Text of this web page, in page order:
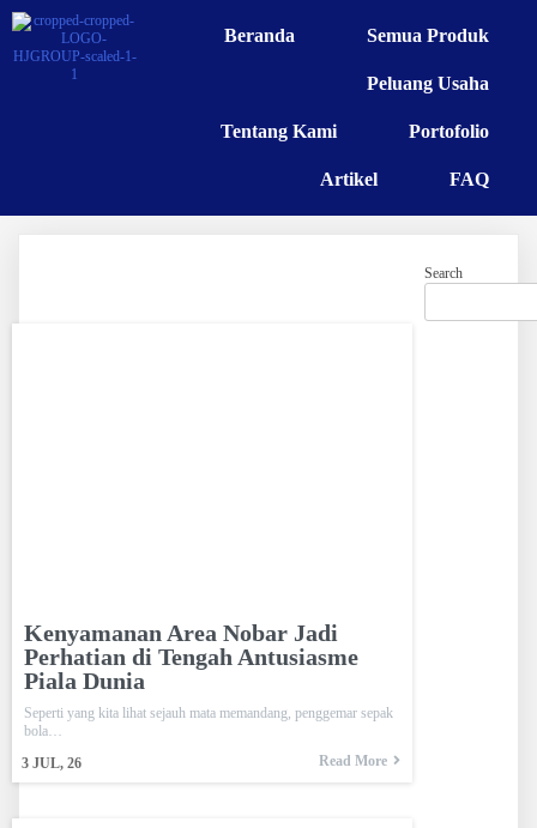
Beranda Semua Produk
Peluang Usaha
Tentang Kami Portofolio
Artikel FAQ
Kenyamanan Area Nobar Jadi
Perhatian di Tengah Antusiasme
Piala Dunia
3 JUL, 26
Seperti yang kita lihat sejauh mata memandang, penggemar sepak
bola…
Read More
Search